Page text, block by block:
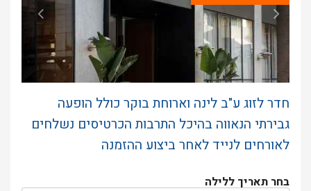
חדר לזוג ע"ב לינה וארוחת בוקר כולל הופעה
גבירתי הנאווה בהיכל התרבות הכרטיסים נשלחים
לאורחים לנייד לאחר ביצוע ההזמנה
בחר תאריך ללילה